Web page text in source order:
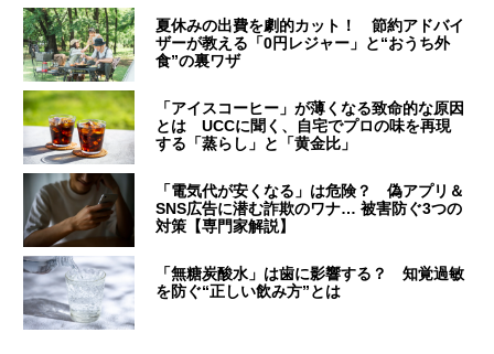
夏休みの出費を劇的カット！ 節約アドバイ
ザーが教える「0円レジャー」と“おうち外
食”の裏ワザ
「アイスコーヒー」が薄くなる致命的な原因
とは UCCに聞く、自宅でプロの味を再現
する「蒸らし」と「黄金比」
「電気代が安くなる」は危険？ 偽アプリ＆
SNS広告に潜む詐欺のワナ… 被害防ぐ3つの
対策【専門家解説】
「無糖炭酸水」は歯に影響する？ 知覚過敏
を防ぐ“正しい飲み方”とは